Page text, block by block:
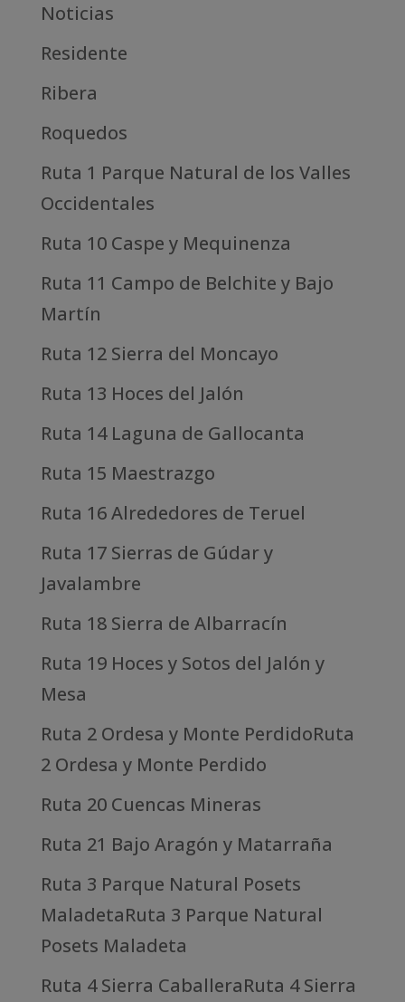
Noticias
Residente
Ribera
Roquedos
Ruta 1 Parque Natural de los Valles
Occidentales
Ruta 10 Caspe y Mequinenza
Ruta 11 Campo de Belchite y Bajo
Martín
Ruta 12 Sierra del Moncayo
Ruta 13 Hoces del Jalón
Ruta 14 Laguna de Gallocanta
Ruta 15 Maestrazgo
Ruta 16 Alrededores de Teruel
Ruta 17 Sierras de Gúdar y
Javalambre
Ruta 18 Sierra de Albarracín
Ruta 19 Hoces y Sotos del Jalón y
Mesa
Ruta 2 Ordesa y Monte PerdidoRuta
2 Ordesa y Monte Perdido
Ruta 20 Cuencas Mineras
Ruta 21 Bajo Aragón y Matarraña
Ruta 3 Parque Natural Posets
MaladetaRuta 3 Parque Natural
Posets Maladeta
Ruta 4 Sierra CaballeraRuta 4 Sierra